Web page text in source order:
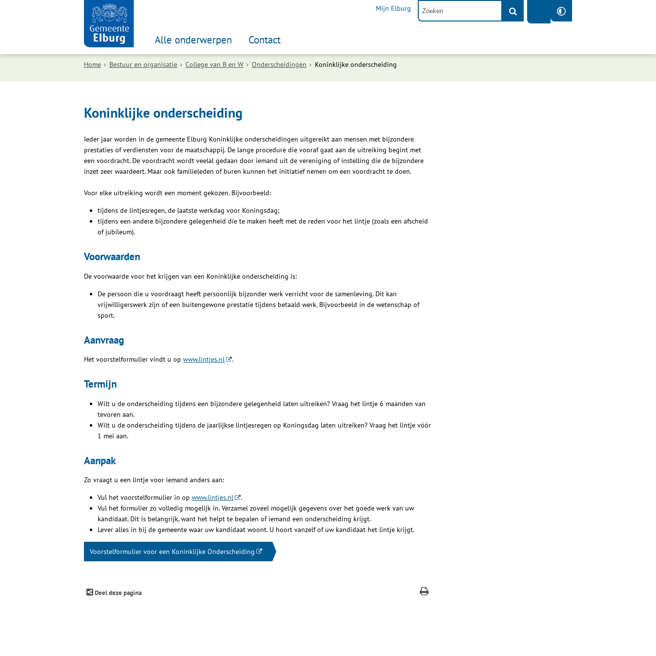
Mijn Elburg
Alle onderwerpen Contact
Home Bestuur en organisatie College van B en W Onderscheidingen Koninklijke onderscheiding
Koninklijke onderscheiding
Ieder jaar worden in de gemeente Elburg Koninklijke onderscheidingen uitgereikt aan mensen met bijzondere
prestaties of verdiensten voor de maatschappij. De lange procedure die vooraf gaat aan de uitreiking begint met
een voordracht. De voordracht wordt veelal gedaan door iemand uit de vereniging of instelling die de bijzondere
inzet zeer waardeert. Maar ook familieleden of buren kunnen het initiatief nemen om een voordracht te doen.
Voor elke uitreiking wordt een moment gekozen. Bijvoorbeeld:
tijdens de lintjesregen, de laatste werkdag voor Koningsdag;
tijdens een andere bijzondere gelegenheid die te maken heeft met de reden voor het lintje (zoals een afscheid
of jubileum).
Voorwaarden
De voorwaarde voor het krijgen van een Koninklijke onderscheiding is:
De persoon die u voordraagt heeft persoonlijk bijzonder werk verricht voor de samenleving. Dit kan
vrijwilligerswerk zijn of een buitengewone prestatie tijdens betaald werk. Bijvoorbeeld in de wetenschap of
sport.
Aanvraag
Het voorstelformulier vindt u op www.lintjes.nl .
Termijn
Wilt u de onderscheiding tijdens een bijzondere gelegenheid laten uitreiken? Vraag het lintje 6 maanden van
tevoren aan.
Wilt u de onderscheiding tijdens de jaarlijkse lintjesregen op Koningsdag laten uitreiken? Vraag het lintje vóór
1 mei aan.
Aanpak
Zo vraagt u een lintje voor iemand anders aan:
Vul het voorstelformulier in op www.lintjes.nl
.
Vul het formulier zo volledig mogelijk in. Verzamel zoveel mogelijk gegevens over het goede werk van uw
kandidaat. Dit is belangrijk, want het helpt te bepalen of iemand een onderscheiding krijgt.
Lever alles in bij de gemeente waar uw kandidaat woont. U hoort vanzelf of uw kandidaat het lintje krijgt.
Voorstelformulier voor een Koninklijke Onderscheiding
Deel deze pagina